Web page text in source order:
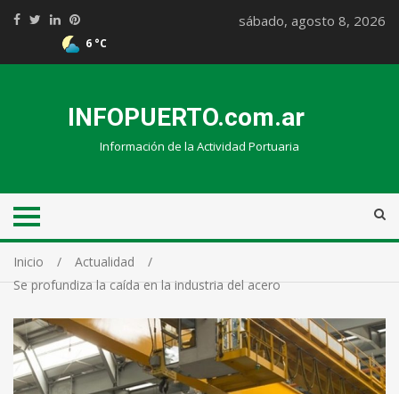
6 °C
sábado, agosto 8, 2026
INFOPUERTO.com.ar
Información de la Actividad Portuaria
Inicio
Actualidad
Se profundiza la caída en la industria del acero